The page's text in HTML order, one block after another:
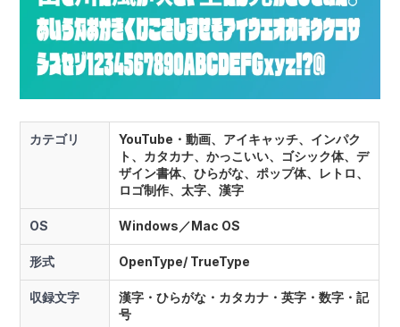
カテゴリ
YouTube・動画、アイキャッチ、インパク
ト、カタカナ、かっこいい、ゴシック体、デ
ザイン書体、ひらがな、ポップ体、レトロ、
ロゴ制作、太字、漢字
OS Windows／Mac OS
形式 OpenType/ TrueType
収録文字
漢字・ひらがな・カタカナ・英字・数字・記
号